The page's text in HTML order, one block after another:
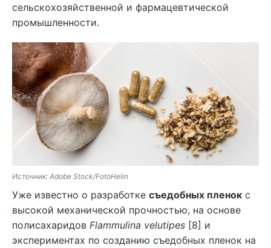
сельскохозяйственной и фармацевтической
промышленности.
Источник: Adobe Stock/FotoHelin
Уже известно о разработке съедобных пленок с
высокой механической прочностью, на основе
полисахаридов Flammulina velutipes [8] и
экспериментах по созданию съедобных пленок на